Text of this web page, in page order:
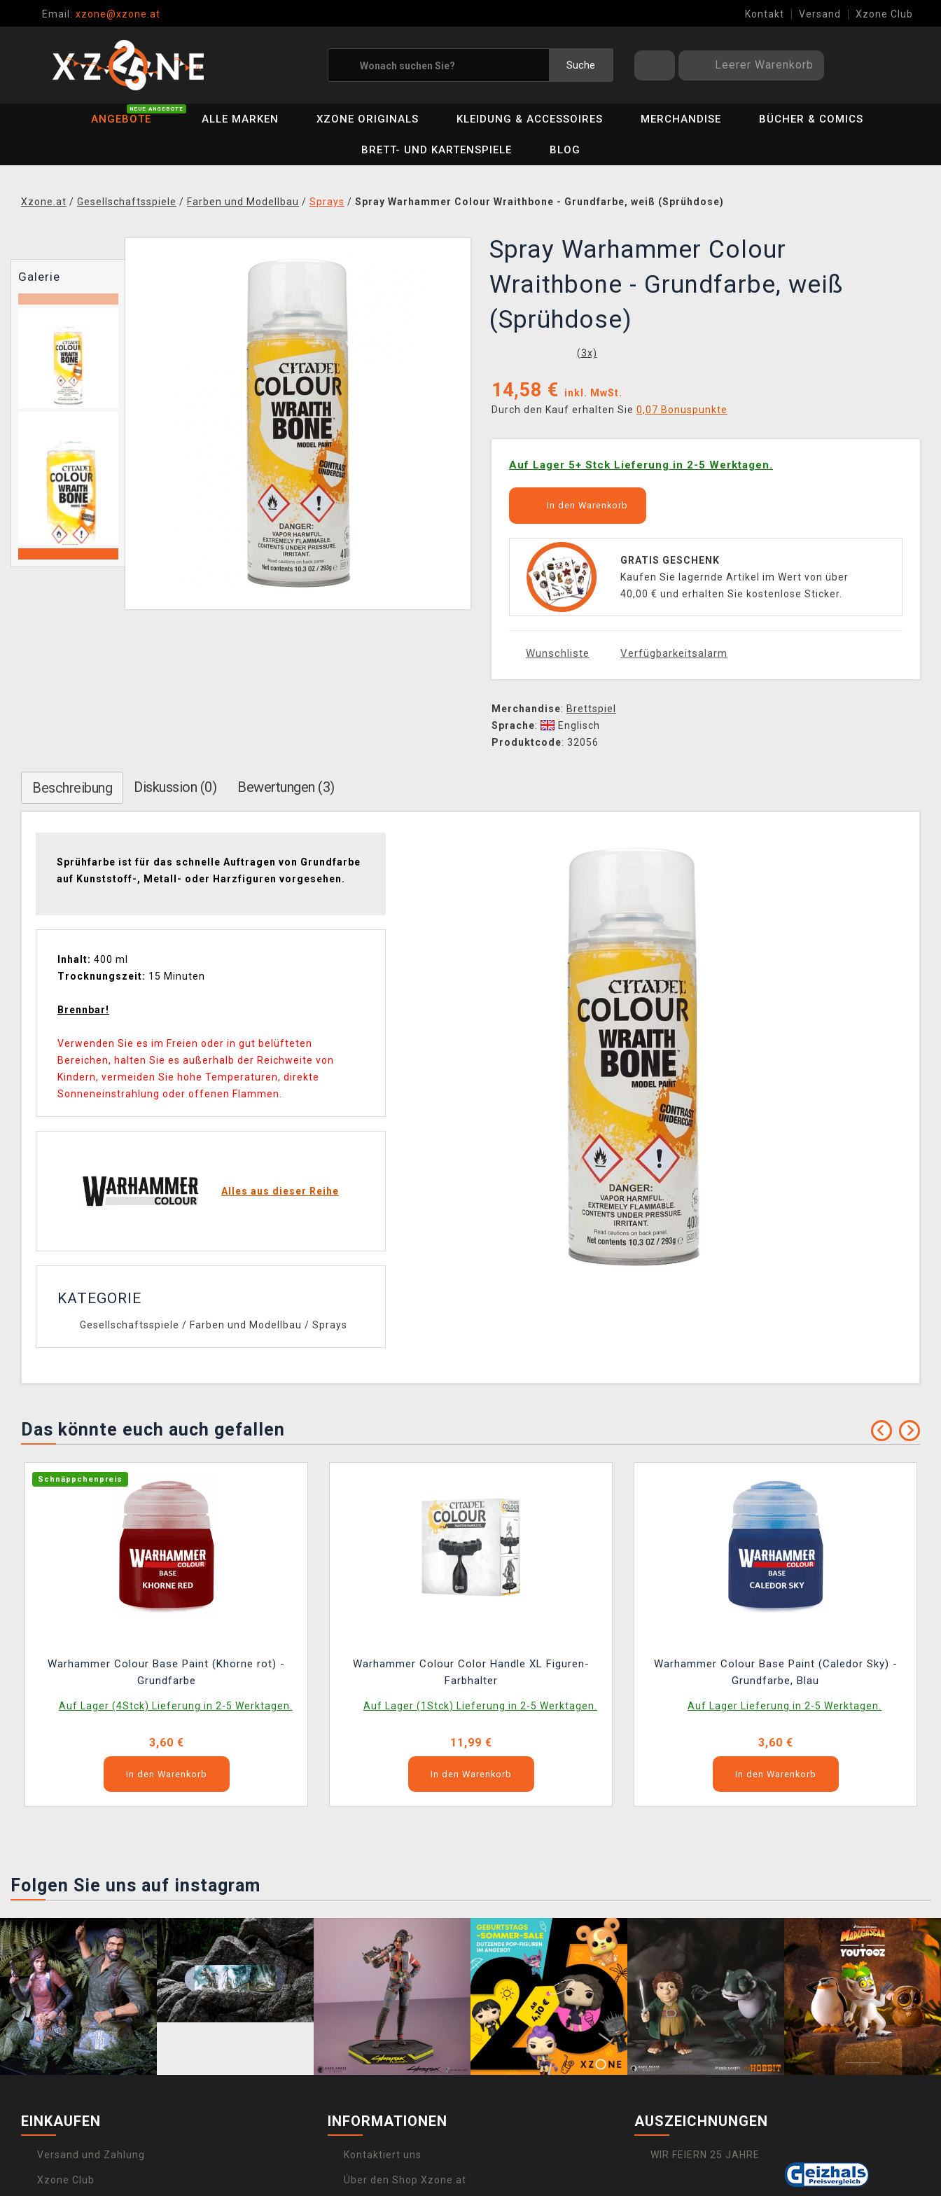
Email: xzone@xzone.at Kontakt Versand Xzone Club
Suche Leerer Warenkorb
ANGEBOTE
NEUE ANGEBOTE
ALLE MARKEN XZONE ORIGINALS KLEIDUNG & ACCESSOIRES MERCHANDISE BÜCHER & COMICS
BRETT- UND KARTENSPIELE BLOG
Xzone.at / Gesellschaftsspiele / Farben und Modellbau / Sprays / Spray Warhammer Colour Wraithbone - Grundfarbe, weiß (Sprühdose)
Galerie
Spray Warhammer Colour
Wraithbone - Grundfarbe, weiß
(Sprühdose)
(3x)
14,58 €
inkl. MwSt.
Durch den Kauf erhalten Sie 0,07 Bonuspunkte
Auf Lager 5+ Stck Lieferung in 2-5 Werktagen.
In den Warenkorb
GRATIS GESCHENK
Kaufen Sie lagernde Artikel im Wert von über
40,00 € und erhalten Sie kostenlose Sticker.
Wunschliste Verfügbarkeitsalarm
Merchandise: Brettspiel
Sprache:
Englisch
Produktcode: 32056
Beschreibung Diskussion (0) Bewertungen (3)
Sprühfarbe ist für das schnelle Auftragen von Grundfarbe
auf Kunststoff-, Metall- oder Harzfiguren vorgesehen.
Inhalt: 400 ml
Trocknungszeit: 15 Minuten
Brennbar!
Verwenden Sie es im Freien oder in gut belüfteten
Bereichen, halten Sie es außerhalb der Reichweite von
Kindern, vermeiden Sie hohe Temperaturen, direkte
Sonneneinstrahlung oder offenen Flammen.
Alles aus dieser Reihe
KATEGORIE
Gesellschaftsspiele / Farben und Modellbau / Sprays
Das könnte euch auch gefallen
Schnäppchenpreis
Warhammer Colour Base Paint (Khorne rot) -
Grundfarbe
Auf Lager (4Stck) Lieferung in 2-5 Werktagen.
3,60 €
In den Warenkorb
Warhammer Colour Color Handle XL Figuren-
Farbhalter
Auf Lager (1Stck) Lieferung in 2-5 Werktagen.
11,99 €
In den Warenkorb
Warhammer Colour Base Paint (Caledor Sky) -
Grundfarbe, Blau
Auf Lager Lieferung in 2-5 Werktagen.
3,60 €
In den Warenkorb
Folgen Sie uns auf instagram
EINKAUFEN
Versand und Zahlung
Xzone Club
INFORMATIONEN
Kontaktiert uns
Über den Shop Xzone.at
AUSZEICHNUNGEN
WIR FEIERN 25 JAHRE